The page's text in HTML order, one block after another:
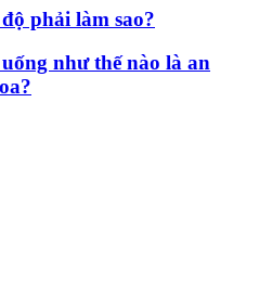
phải làm sao?
như thế nào là an